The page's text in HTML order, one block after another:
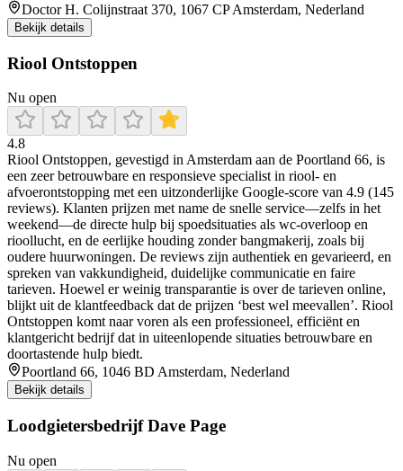
Doctor H. Colijnstraat 370, 1067 CP Amsterdam, Nederland
Bekijk details
Riool Ontstoppen
Nu open
4.8
Riool Ontstoppen, gevestigd in Amsterdam aan de Poortland 66, is
een zeer betrouwbare en responsieve specialist in riool- en
afvoerontstopping met een uitzonderlijke Google-score van 4.9 (145
reviews). Klanten prijzen met name de snelle service—zelfs in het
weekend—de directe hulp bij spoedsituaties als wc-overloop en
rioollucht, en de eerlijke houding zonder bangmakerij, zoals bij
oudere huurwoningen. De reviews zijn authentiek en gevarieerd, en
spreken van vakkundigheid, duidelijke communicatie en faire
tarieven. Hoewel er weinig transparantie is over de tarieven online,
blijkt uit de klantfeedback dat de prijzen ‘best wel meevallen’. Riool
Ontstoppen komt naar voren als een professioneel, efficiënt en
klantgericht bedrijf dat in uiteenlopende situaties betrouwbare en
doortastende hulp biedt.
Poortland 66, 1046 BD Amsterdam, Nederland
Bekijk details
Loodgietersbedrijf Dave Page
Nu open